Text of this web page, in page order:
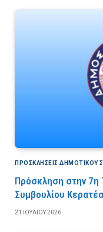
ΠΡΟΣΚΛΉΣΕΙΣ ΔΗΜΟΤΙΚΟΎ
Πρόσκληση στην 7η
Συμβουλίου
21 ΙΟΥΛΊΟΥ 2026